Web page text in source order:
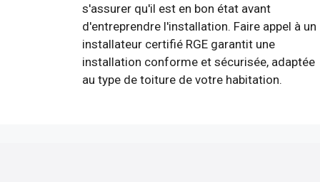
s'assurer qu'il est en bon état avant
d'entreprendre l'installation. Faire appel à un
installateur certifié RGE garantit une
installation conforme et sécurisée, adaptée
au type de toiture de votre habitation.